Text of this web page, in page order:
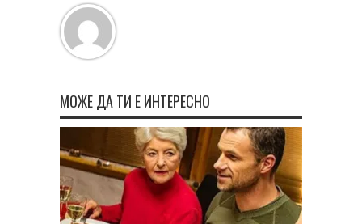
МОЖЕ ДА ТИ Е ИНТЕРЕСНО